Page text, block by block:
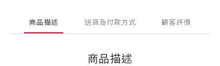
商品描述 送貨及付款方式 顧客評價
商品描述